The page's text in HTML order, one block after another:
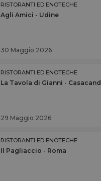
RISTORANTI ED ENOTECHE
Agli Amici - Udine
30 Maggio 2026
RISTORANTI ED ENOTECHE
La Tavola di Gianni -
29 Maggio 2026
RISTORANTI ED ENOTECHE
Il Pagliaccio - Roma